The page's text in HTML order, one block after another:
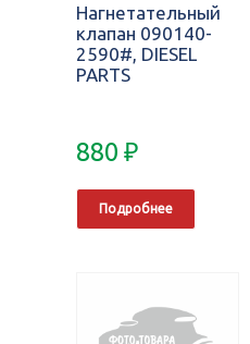
Нагнетательный
клапан 090140-
2590#, DIESEL
PARTS
880 ₽
Подробнее